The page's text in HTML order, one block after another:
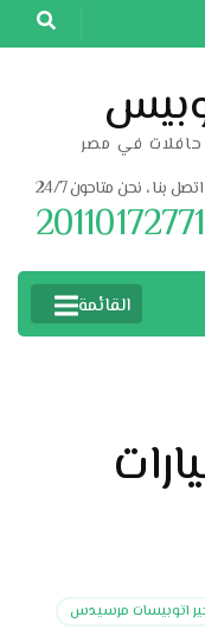
في مصر
اتصل بنا ، نحن متاحون 24/7
القائمة
اتوبيسات مرسيدس